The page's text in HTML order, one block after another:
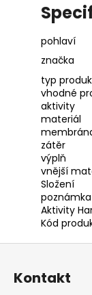
pohlaví
značka
typ
vhodné
aktivity
materiál
zátěr
výplň
vnější
Složení
poznámka
Aktivity
Kód
Kontakt